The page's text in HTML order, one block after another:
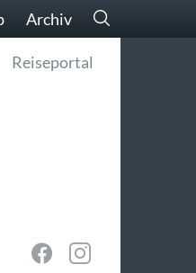
Archiv
Reiseportal